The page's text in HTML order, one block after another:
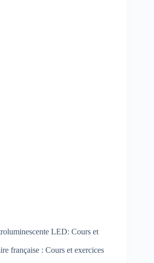
LED: Cours et
française : Cours et exercices